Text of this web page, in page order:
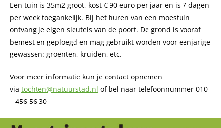
Een tuin is 35m2 groot, kost € 90 euro per jaar en is 7 dagen
per week toegankelijk. Bij het huren van een moestuin
ontvang je eigen sleutels van de poort. De grond is vooraf
bemest en geploegd en mag gebruikt worden voor eenjarige
gewassen: groenten, kruiden, etc.
Voor meer informatie kun je contact opnemen
via tochten@natuurstad.nl of bel naar telefoonnummer 010
– 456 56 30